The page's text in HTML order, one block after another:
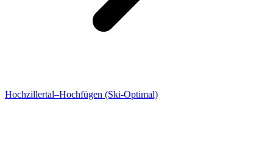
Hochzillertal–Hochfügen (Ski-Optimal)